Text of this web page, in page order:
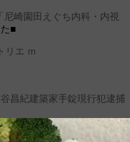
「尼崎園田えぐち内科・内視
■
リエ ｍ
昌紀建築家手錠現行犯逮捕